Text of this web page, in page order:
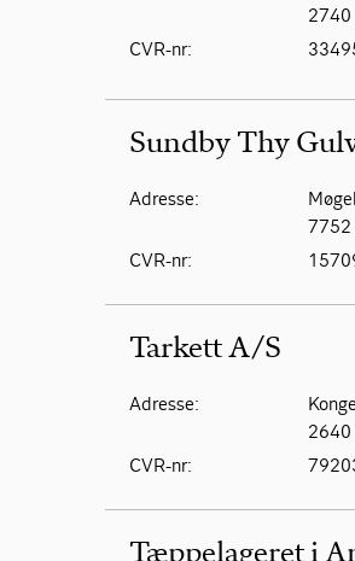
2740
CVR-nr:
Sundby Thy
Adresse:
7752
CVR-nr:
Tarkett A/S
Adresse:
2640
CVR-nr:
Tæppelageret i